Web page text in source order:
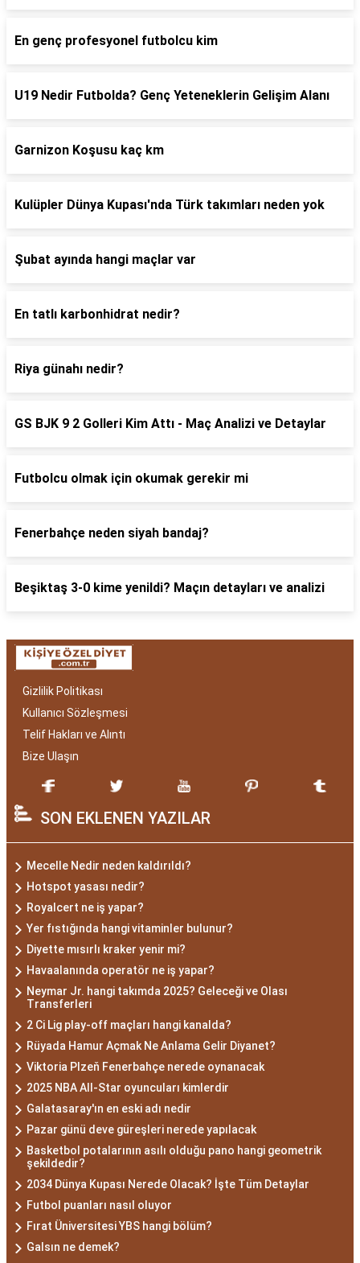
En genç profesyonel futbolcu kim
U19 Nedir Futbolda? Genç Yeteneklerin Gelişim Alanı
Garnizon Koşusu kaç km
Kulüpler Dünya Kupası'nda Türk takımları neden yok
Şubat ayında hangi maçlar var
En tatlı karbonhidrat nedir?
Riya günahı nedir?
GS BJK 9 2 Golleri Kim Attı - Maç Analizi ve Detaylar
Futbolcu olmak için okumak gerekir mi
Fenerbahçe neden siyah bandaj?
Beşiktaş 3-0 kime yenildi? Maçın detayları ve analizi
Gizlilik Politikası
Kullanıcı Sözleşmesi
Telif Hakları ve Alıntı
Bize Ulaşın
SON EKLENEN YAZILAR
Mecelle Nedir neden kaldırıldı?
Hotspot yasası nedir?
Royalcert ne iş yapar?
Yer fıstığında hangi vitaminler bulunur?
Diyette mısırlı kraker yenir mi?
Havaalanında operatör ne iş yapar?
Neymar Jr. hangi takımda 2025? Geleceği ve Olası
Transferleri
2 Ci Lig play-off maçları hangi kanalda?
Rüyada Hamur Açmak Ne Anlama Gelir Diyanet?
Viktoria Plzeň Fenerbahçe nerede oynanacak
2025 NBA All-Star oyuncuları kimlerdir
Galatasaray'ın en eski adı nedir
Pazar günü deve güreşleri nerede yapılacak
Basketbol potalarının asılı olduğu pano hangi geometrik
şekildedir?
2034 Dünya Kupası Nerede Olacak? İşte Tüm Detaylar
Futbol puanları nasıl oluyor
Fırat Üniversitesi YBS hangi bölüm?
Galsın ne demek?